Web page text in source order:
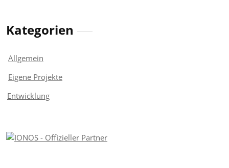
Kategorien
Allgemein
Eigene Projekte
Entwicklung